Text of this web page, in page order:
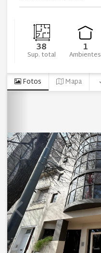
38
Sup. total 1
Ambientes
Fotos Mapa